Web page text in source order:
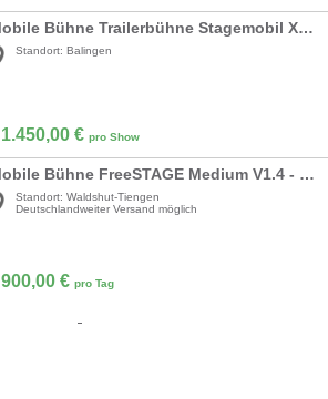
Mobile Bühne Trailerbühne Stagemobil XXL 10x6m
Standort: Balingen
1.450,00 € pro Show
Mobile Bühne FreeSTAGE Medium V1.4 - 8 x 6m
Standort: Waldshut-Tiengen
Deutschlandweiter Versand möglich
900,00 € pro Tag